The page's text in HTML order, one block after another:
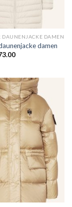
DAUNENJACKE DAMEN
damen